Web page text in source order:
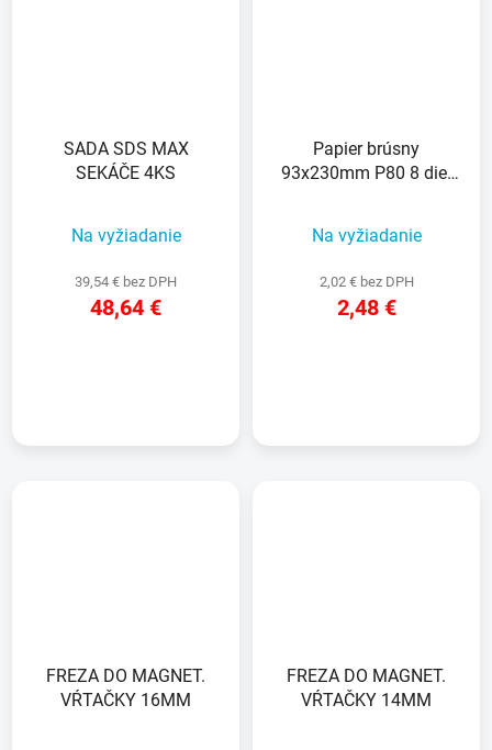
SADA SDS MAX
SEKÁČE 4KS
Na vyžiadanie
39,54 € bez DPH
48,64 €
Papier brúsny
93x230mm P80 8 dier
Na vyžiadanie
2,02 € bez DPH
2,48 €
FREZA DO MAGNET.
VŔTAČKY 16MM
FREZA DO MAGNET.
VŔTAČKY 14MM